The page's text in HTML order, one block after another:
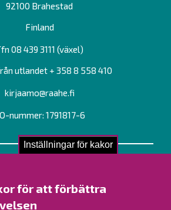
Inställningar för kakor
för att förbättra
92100 Brahestad
Finland
08 439 3111 (växel)
utlandet + 358 8 558 410
kirjaamo@raahe.fi
nummer: 1791817-6
Kontakt
Verksamhetsställen
till personalen